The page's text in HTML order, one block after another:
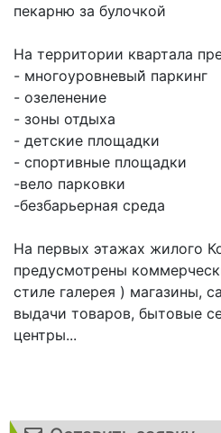
пекарню за булочкой
На территории квартала
- многоуровневый̆ паркинг
- озеленение
- зоны отдыха
- детские площадки
- спортивные площадки
-вело парковки
-безбарьерная среда
На первых этажах жилого
предусмотрены
стиле галерея ) магазины,
выдачи товаров, бытовые
центры...